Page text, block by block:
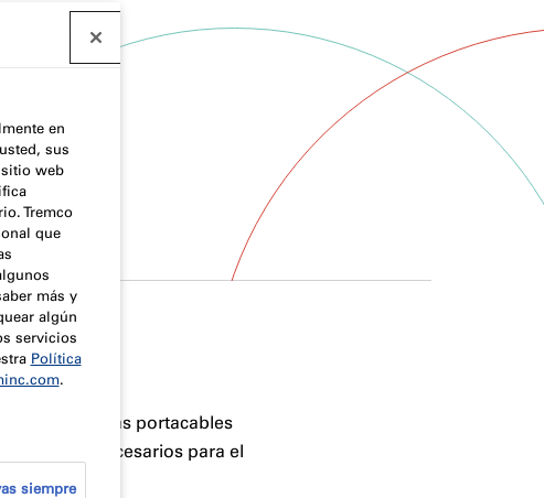
y bandejas portacables
aire, etc.) necesarios para el
en
sus
web
Tremco
que
más y
algún
servicios
Política
.
siempre